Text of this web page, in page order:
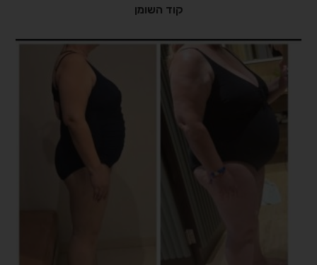
קוד השומן